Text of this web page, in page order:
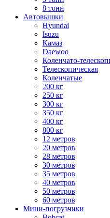
8 тонн
Автовышки
Hyundai
Isuzu
Камаз
Daewoo
Коленчато-
Телескопическая
Коленчатые
200 кг
250 кг
300 кг
350 кг
400 кг
800 кг
12 метров
20 метров
28 метров
30 метров
35 метров
40 метров
50 метров
60 метров
Мини-погрузчики